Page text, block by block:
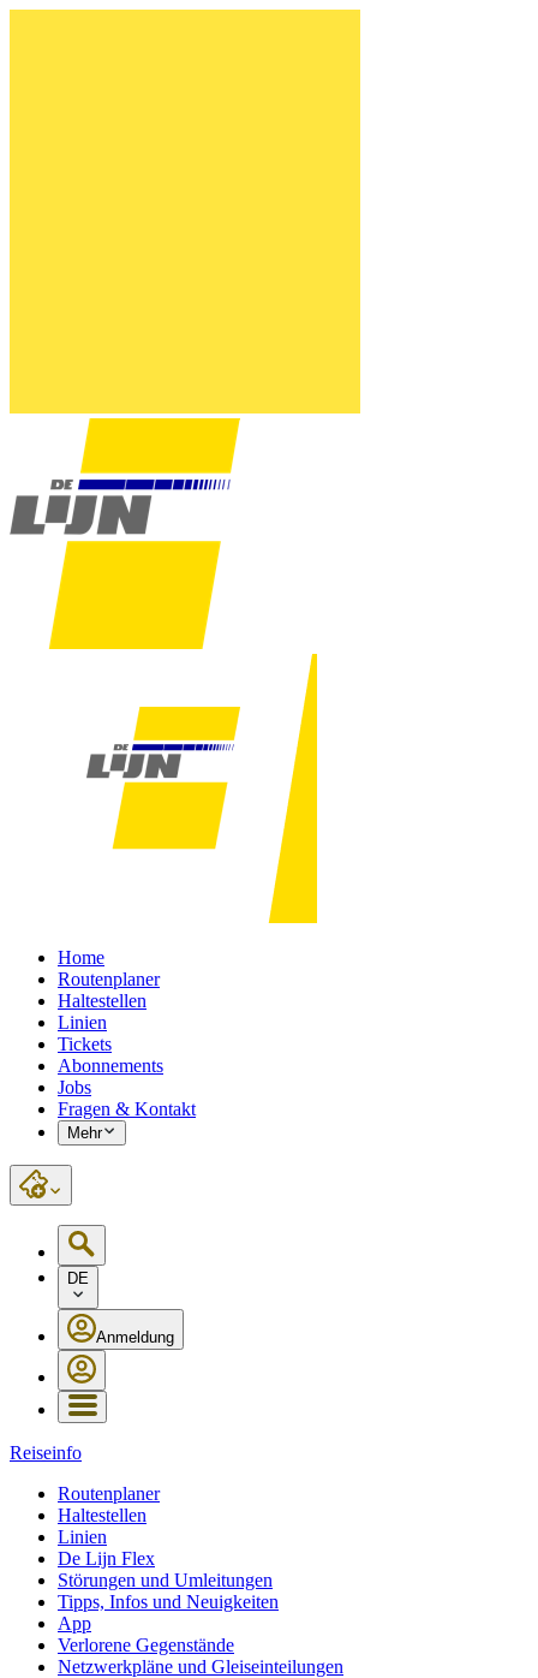
Home
Routenplaner
Haltestellen
Linien
Tickets
Abonnements
Jobs
Fragen & Kontakt
Mehr
DE
Anmeldung
Reiseinfo
Routenplaner
Haltestellen
Linien
De Lijn Flex
Störungen und Umleitungen
Tipps, Infos und Neuigkeiten
App
Verlorene Gegenstände
Netzwerkpläne und Gleiseinteilungen